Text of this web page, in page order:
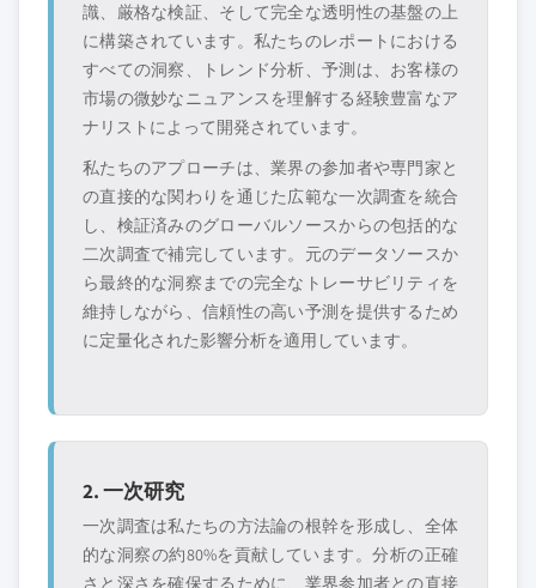
識、厳格な検証、そして完全な透明性の基盤の上
に構築されています。私たちのレポートにおける
すべての洞察、トレンド分析、予測は、お客様の
市場の微妙なニュアンスを理解する経験豊富なア
ナリストによって開発されています。
私たちのアプローチは、業界の参加者や専門家と
の直接的な関わりを通じた広範な一次調査を統合
し、検証済みのグローバルソースからの包括的な
二次調査で補完しています。元のデータソースか
ら最終的な洞察までの完全なトレーサビリティを
維持しながら、信頼性の高い予測を提供するため
に定量化された影響分析を適用しています。
2. 一次研究
一次調査は私たちの方法論の根幹を形成し、全体
的な洞察の約80%を貢献しています。分析の正確
さと深さを確保するために、業界参加者との直接